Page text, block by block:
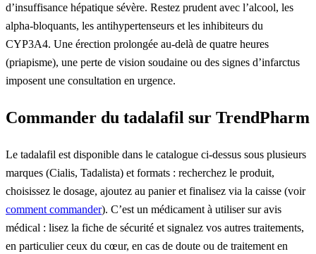
d’insuffisance hépatique sévère. Restez prudent avec l’alcool, les
alpha-bloquants, les antihypertenseurs et les inhibiteurs du
CYP3A4. Une érection prolongée au-delà de quatre heures
(priapisme), une perte de vision soudaine ou des signes d’infarctus
imposent une consultation en urgence.
Commander du tadalafil sur TrendPharm
Le tadalafil est disponible dans le catalogue ci-dessus sous plusieurs
marques (Cialis, Tadalista) et formats : recherchez le produit,
choisissez le dosage, ajoutez au panier et finalisez via la caisse (voir
comment commander). C’est un médicament à utiliser sur avis
médical : lisez la fiche de sécurité et signalez vos autres traitements,
en particulier ceux du cœur, en cas de doute ou de traitement en